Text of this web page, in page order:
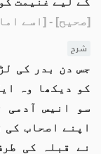
[صحیح] - [اسے
شرح
جس دن بدر کی
کو دیکھا وہ
سو انیس آدمی
اپنے اصحاب
نے قبلہ کی